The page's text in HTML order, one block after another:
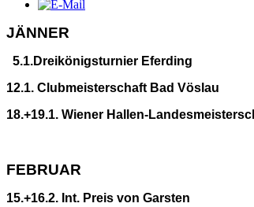
JÄNNER
5.1.Dreikönigsturnier Eferding
12.1. Clubmeisterschaft Bad Vöslau
18.+19.1. Wiener Hallen-
FEBRUAR
15.+16.2. Int. Preis von Garsten